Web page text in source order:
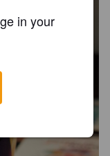
in your